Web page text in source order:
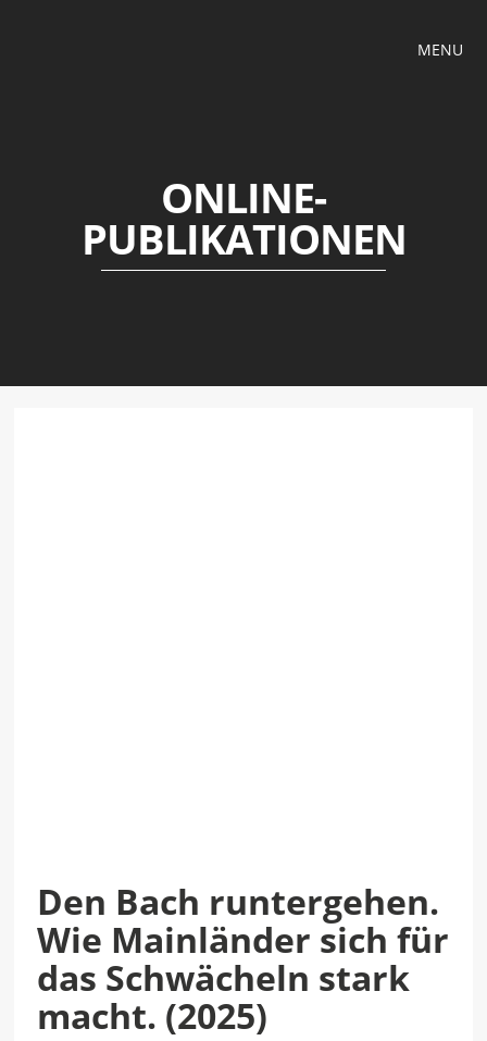
MENU
ONLINE-
PUBLIKATIONEN
Den Bach runtergehen.
Wie Mainländer sich für
das Schwächeln stark
macht. (2025)